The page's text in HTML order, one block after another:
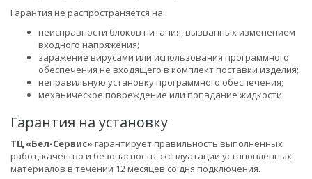
Гарантия не распространяется на:
неисправности блоков питания, вызванных изменением
входного напряжения;
заражение вирусами или использования программного
обеспечения не входящего в комплект поставки изделия;
неправильную установку программного обеспечения;
механическое повреждение или попадание жидкости.
Гарантия на установку
ТЦ «Бел-Сервис» гарантирует правильность выполненных
работ, качество и безопасность эксплуатации установленных
материалов в течении 12 месяцев со дня подключения.